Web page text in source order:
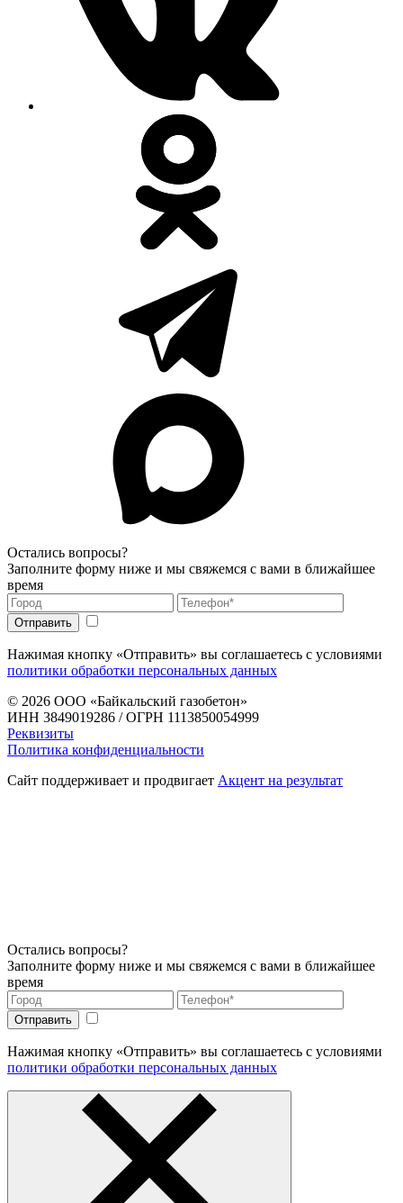
Остались вопросы?
Заполните форму ниже и мы свяжемся с вами в ближайшее
время
Нажимая кнопку «Отправить» вы соглашаетесь с условиями
политики обработки персональных данных
© 2026 ООО «Байкальский газобетон»
ИНН 3849019286 / ОГРН 1113850054999
Реквизиты
Политика конфиденциальности
Сайт поддерживает и продвигает Акцент на результат
Остались вопросы?
Заполните форму ниже и мы свяжемся с вами в ближайшее
время
Нажимая кнопку «Отправить» вы соглашаетесь с условиями
политики обработки персональных данных